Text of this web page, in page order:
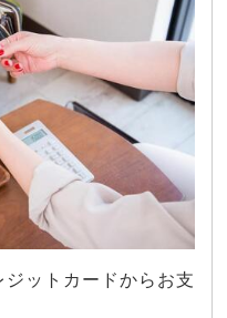
ットカードからお支